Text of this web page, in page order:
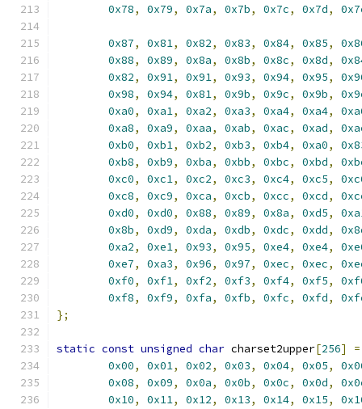
0x78, 0x79, 0x7a, 0x7b, 0x7c, 0x7d,
0x87, 0x81, 0x82, 0x83, 0x84, 0x85,
0x88, 0x89, 0x8a, 0x8b, 0x8c, 0x8d,
0x82, 0x91, 0x91, 0x93, 0x94, 0x95,
0x98, 0x94, 0x81, 0x9b, 0x9c, 0x9b,
0xa0, 0xa1, 0xa2, 0xa3, 0xa4, 0xa4,
0xa8, 0xa9, 0xaa, 0xab, 0xac, 0xad,
0xb0, 0xb1, 0xb2, 0xb3, 0xb4, 0xa0,
0xb8, 0xb9, 0xba, 0xbb, 0xbc, 0xbd,
0xc0, 0xc1, 0xc2, 0xc3, 0xc4, 0xc5,
0xc8, 0xc9, 0xca, 0xcb, 0xcc, 0xcd,
0xd0, 0xd0, 0x88, 0x89, 0x8a, 0xd5,
0x8b, 0xd9, 0xda, 0xdb, 0xdc, 0xdd,
0xa2, 0xe1, 0x93, 0x95, 0xe4, 0xe4,
0xe7, 0xa3, 0x96, 0x97, 0xec, 0xec,
0xf0, 0xf1, 0xf2, 0xf3, 0xf4, 0xf5,
0xf8, 0xf9, 0xfa, 0xfb, 0xfc, 0xfd,
};
static const unsigned char charset2upper[256]
=
0x00, 0x01, 0x02, 0x03, 0x04, 0x05,
0x08, 0x09, 0x0a, 0x0b, 0x0c, 0x0d,
0x10, 0x11, 0x12, 0x13, 0x14, 0x15,